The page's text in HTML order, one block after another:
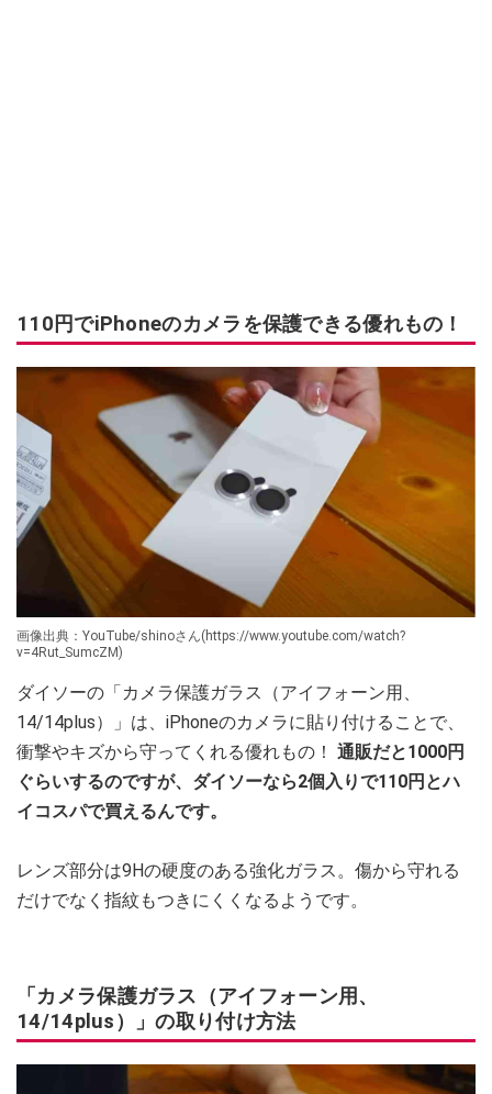
110円でiPhoneのカメラを保護できる優れもの！
画像出典：YouTube/shinoさん(https://www.youtube.com/watch?
v=4Rut_SumcZM)
ダイソーの「カメラ保護ガラス（アイフォーン用、
14/14plus）」は、iPhoneのカメラに貼り付けることで、
衝撃やキズから守ってくれる優れもの！ 通販だと1000円
ぐらいするのですが、ダイソーなら2個入りで110円とハ
イコスパで買えるんです。
レンズ部分は9Hの硬度のある強化ガラス。傷から守れる
だけでなく指紋もつきにくくなるようです。
「カメラ保護ガラス（アイフォーン用、
14/14plus）」の取り付け方法